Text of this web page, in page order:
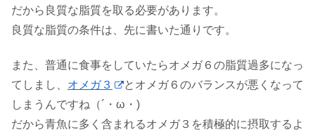
だから良質な脂質を取る必要があります。
良質な脂質の条件は、先に書いた通りです。
また、普通に食事をしていたらオメガ６の脂質過多になっ
てしまし、 オメガ３
とオメガ６のバランスが悪くなって
しまうんですね（´・ω・)
だから青魚に多く含まれるオメガ３を積極的に摂取するよ